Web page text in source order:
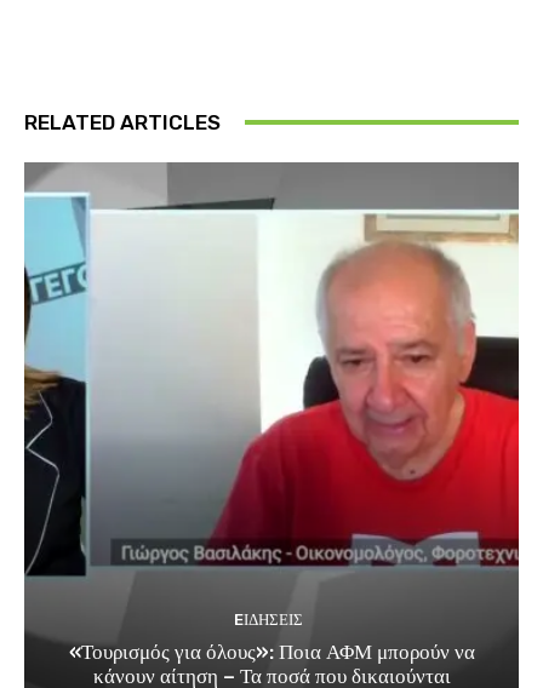
RELATED ARTICLES
EΙΔΗΣΕΙΣ
«Τουρισμός για όλους»: Ποια ΑΦΜ μπορούν να
κάνουν αίτηση – Τα ποσά που δικαιούνται